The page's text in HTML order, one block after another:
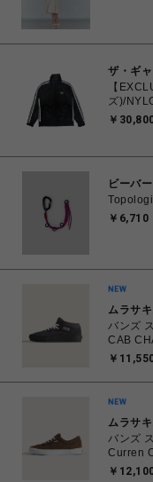
ザ・ギ
【
ズ)/
￥
ビーバー
￥6,710
ムラサ
バンズ
CAB
26.0㎝
く】
￥
ムラサ
バンズ
Curren
26.0㎝
￥